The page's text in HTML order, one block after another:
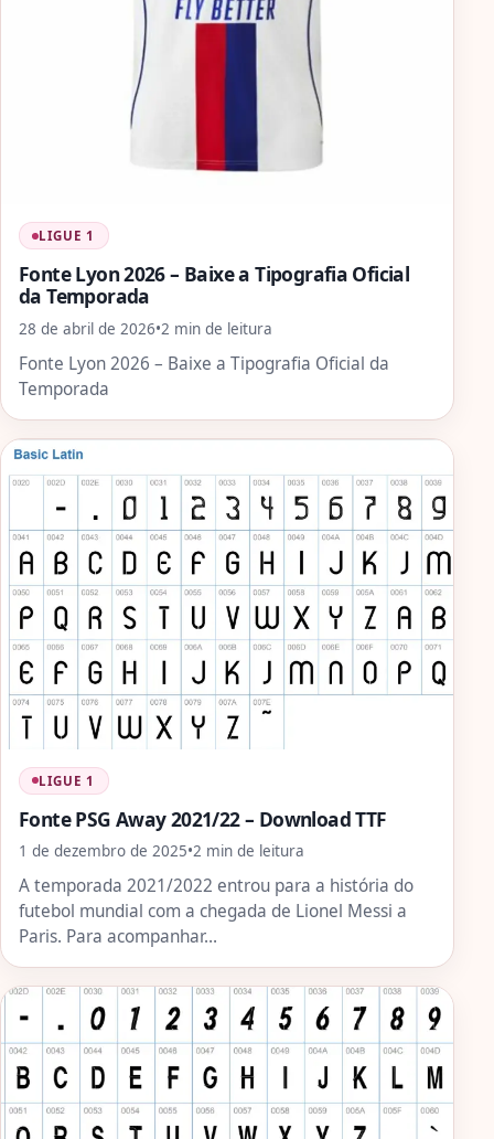
LIGUE 1
Fonte Lyon 2026 – Baixe a Tipografia Oficial
da Temporada
28 de abril de 2026•2 min de leitura
Fonte Lyon 2026 – Baixe a Tipografia Oficial da
Temporada
LIGUE 1
Fonte PSG Away 2021/22 – Download TTF
1 de dezembro de 2025•2 min de leitura
A temporada 2021/2022 entrou para a história do
futebol mundial com a chegada de Lionel Messi a
Paris. Para acompanhar…